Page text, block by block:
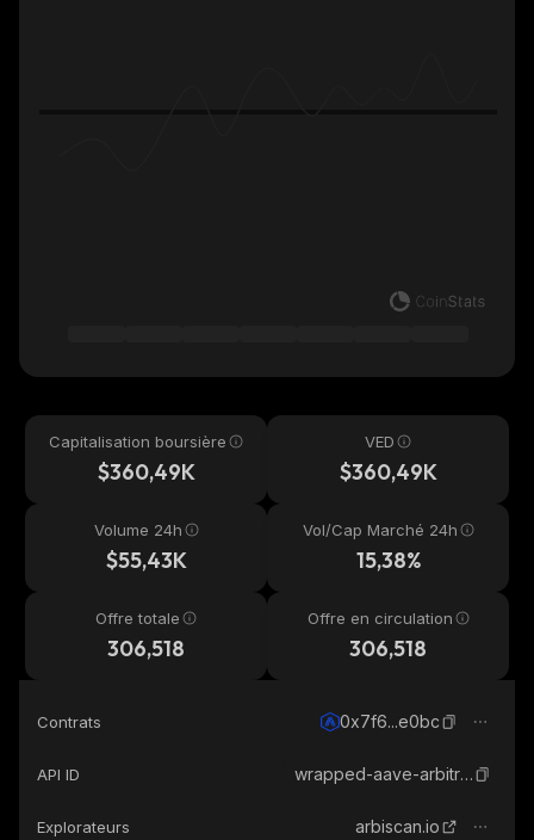
Capitalisation boursière
$360,49K
VED
$360,49K
Volume 24h
$55,43K
Vol/Cap Marché 24h
15,38%
Offre totale
306,518
Offre en circulation
306,518
Contrats 0x7f6...e0bc
API ID wrapped-aave-arbitrum-usdcn
Explorateurs arbiscan.io